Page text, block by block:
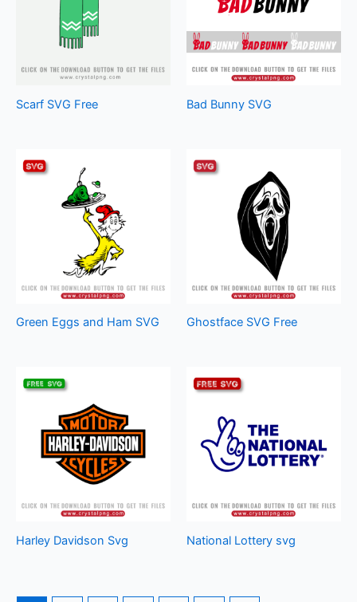
Scarf SVG Free Bad Bunny SVG
Green Eggs and Ham SVG Ghostface SVG Free
Harley Davidson Svg National Lottery svg